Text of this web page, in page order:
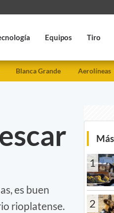
Equipos Tiro
Blanca Grande Aerolíneas
es buen
rioplatense.
1
2